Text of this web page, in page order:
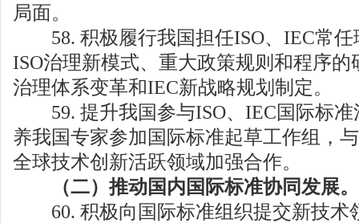
局面。
58. 积极履行我国担任ISO、IEC常任
ISO治理新模式、重大政策规则和程序
治理体系变革和IEC新战略规划制定。
59. 提升我国参与ISO、IEC国际标准
养我国专家参加国际标准起草工作组，
全球技术创新活跃领域加强合作。
（二）推动国内国际标准协同发展。
60. 积极向国际标准组织提交新技术